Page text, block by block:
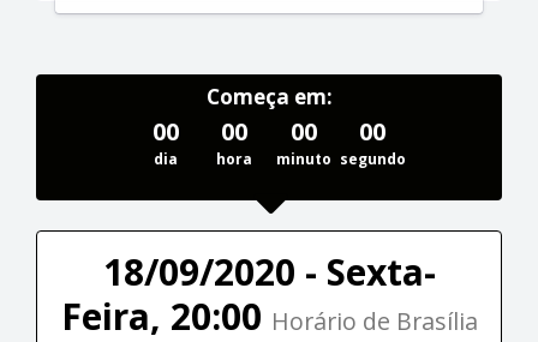
Começa em:
00
dia
00
hora
00
minuto
00
segundo
18/09/2020 - Sexta-
Feira, 20:00 Horário de Brasília